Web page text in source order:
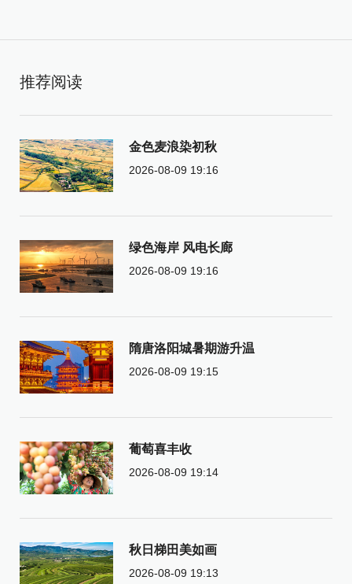
推荐阅读
金色麦浪染初秋
2026-08-09 19:16
绿色海岸 风电长廊
2026-08-09 19:16
隋唐洛阳城暑期游升温
2026-08-09 19:15
葡萄喜丰收
2026-08-09 19:14
秋日梯田美如画
2026-08-09 19:13